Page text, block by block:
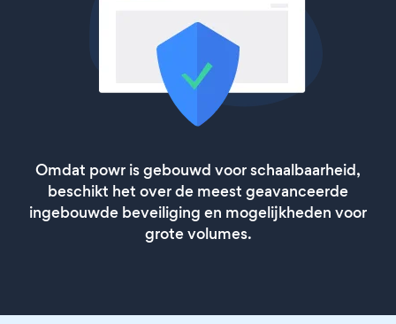
Omdat powr is gebouwd voor schaalbaarheid,
beschikt het over de meest geavanceerde
ingebouwde beveiliging en mogelijkheden voor
grote volumes.